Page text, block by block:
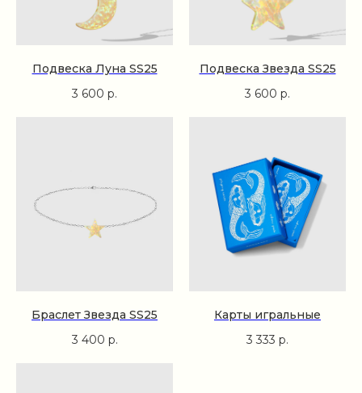
Подвеска Луна SS25
3 600 р.
Подвеска Звезда SS25
3 600 р.
Браслет Звезда SS25
3 400 р.
Карты игральные
3 333 р.